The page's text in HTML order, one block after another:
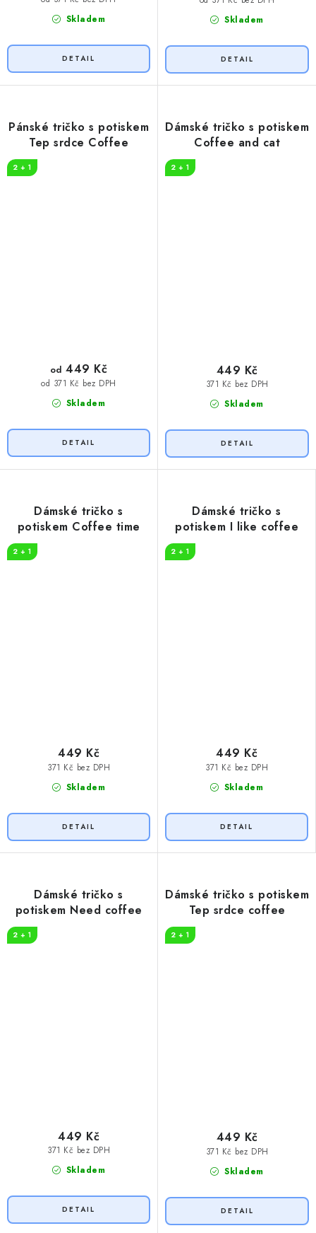
Skladem Skladem
Pánské tričko s potiskem
Tep srdce Coffee
2 + 1
Skladem
od 371 Kč bez DPH
od 449 Kč
Dámské tričko s potiskem
Coffee and cat
2 + 1
Skladem
371 Kč bez DPH
449 Kč
Dámské tričko s
potiskem Coffee time
2 + 1
Skladem
371 Kč bez DPH
449 Kč
Dámské tričko s
potiskem I like coffee
2 + 1
Skladem
371 Kč bez DPH
449 Kč
Dámské tričko s
potiskem Need coffee
2 + 1
Skladem
371 Kč bez DPH
449 Kč
Dámské tričko s potiskem
Tep srdce coffee
2 + 1
Skladem
371 Kč bez DPH
449 Kč